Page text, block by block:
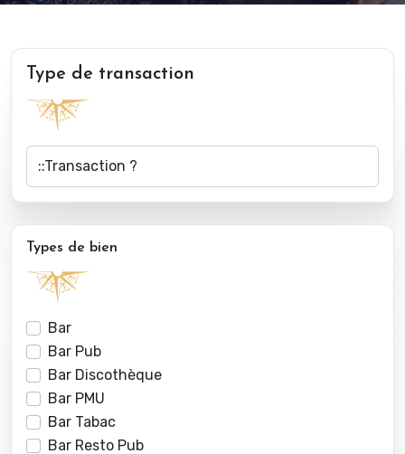
Type de transaction
Types de bien
Bar
Bar Pub
Bar Discothèque
Bar PMU
Bar Tabac
Bar Resto Pub